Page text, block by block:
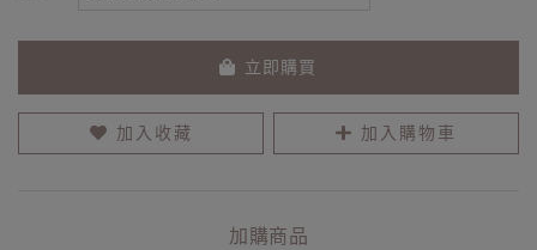
立即購買
加入收藏 加入購物車
加購商品